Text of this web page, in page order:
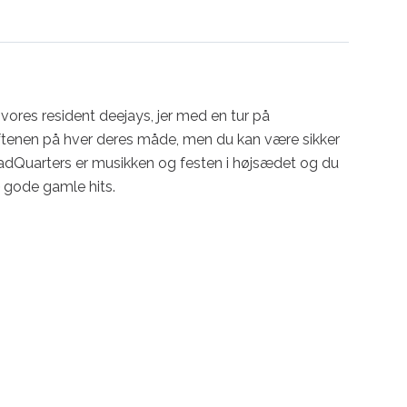
resident deejays, jer med en tur på
på hver deres måde, men du kan være sikker
er musikken og festen i højsædet og du
gamle hits.